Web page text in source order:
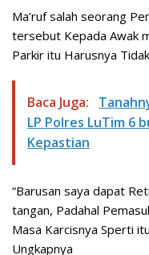
Ma’ruf salah seorang
tersebut Kepada Awak
Parkir itu Harusnya
Baca Juga:
LP Polres LuTim 6
Kepastian
“Barusan saya dapat
tangan, Padahal
Masa Karcisnya Sperti
Ungkapnya